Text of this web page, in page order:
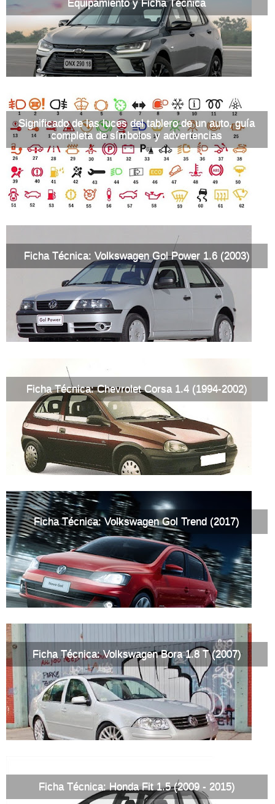
Equipamiento y Ficha Técnica
Significado de las luces del tablero de un auto, guía
completa de símbolos y advertencias
Ficha Técnica: Volkswagen Gol Power 1.6 (2003)
Ficha Técnica: Chevrolet Corsa 1.4 (1994-2002)
Ficha Técnica: Volkswagen Gol Trend (2017)
Ficha Técnica: Volkswagen Bora 1.8 T (2007)
Ficha Técnica: Honda Fit 1.5 (2009 - 2015)